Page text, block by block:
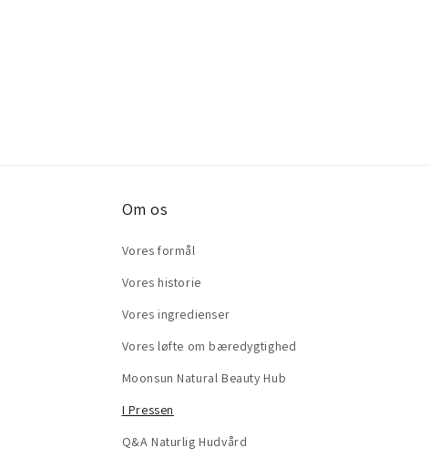
Om os
Vores formål
Vores historie
Vores ingredienser
Vores løfte om bæredygtighed
Moonsun Natural Beauty Hub
I Pressen
Q&A Naturlig Hudvård